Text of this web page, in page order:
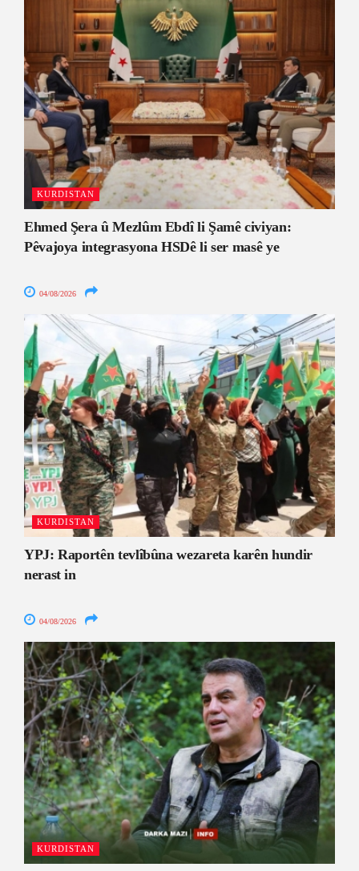
KURDISTAN
Ehmed Şera û Mezlûm Ebdî li Şamê civiyan:
Pêvajoya integrasyona HSDê li ser masê ye
04/08/2026
KURDISTAN
YPJ: Raportên tevlîbûna wezareta karên hundir
nerast in
04/08/2026
KURDISTAN